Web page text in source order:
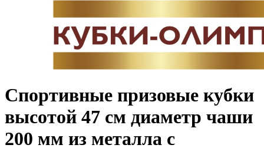
Спортивные призовые кубки
высотой 47 см диаметр чаши
200 мм из металла с